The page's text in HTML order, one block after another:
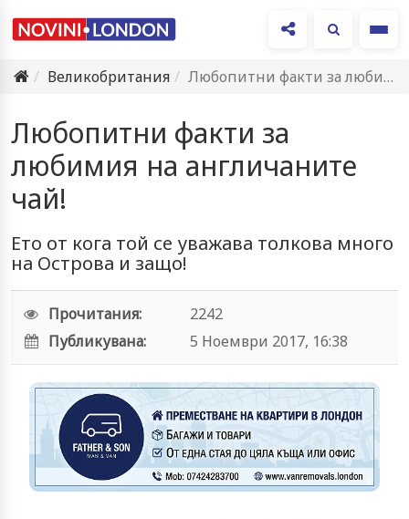
Великобритания
Любопитни факти за любимия на англичаните чай!
Любопитни факти за
любимия на англичаните
чай!
Ето от кога той се уважава толкова много
на Острова и защо!
Прочитания:
2242
Публикувана:
5 Ноември 2017, 16:38